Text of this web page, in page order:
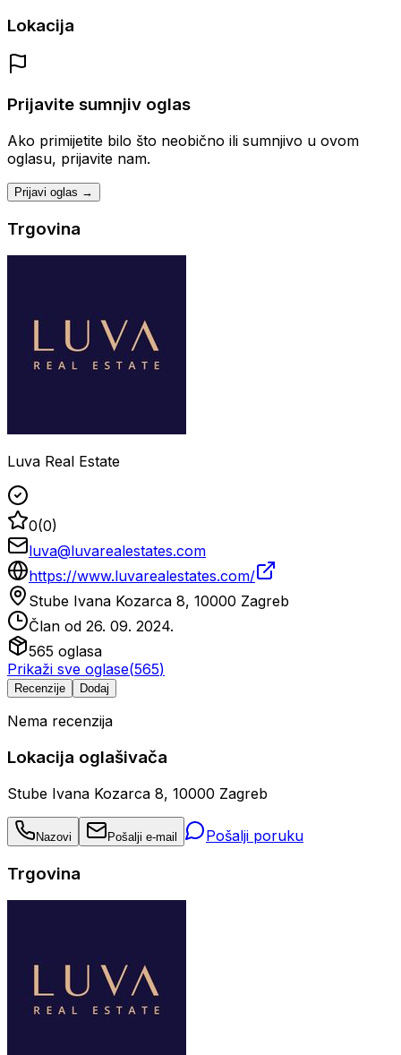
Lokacija
Prijavite sumnjiv oglas
Ako primijetite bilo što neobično ili sumnjivo u ovom
oglasu, prijavite nam.
Prijavi oglas →
Trgovina
Luva Real Estate
0(0)
luva@luvarealestates.com
https://www.luvarealestates.com/
Stube Ivana Kozarca 8, 10000 Zagreb
Član od 26. 09. 2024.
565 oglasa
Prikaži sve oglase(565)
Recenzije Dodaj
Nema recenzija
Lokacija oglašivača
Stube Ivana Kozarca 8, 10000 Zagreb
Nazovi Pošalji e-mail Pošalji poruku
Trgovina